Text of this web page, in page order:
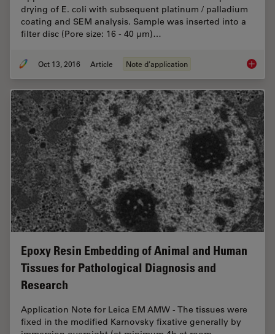
drying of E. coli with subsequent platinum / palladium
coating and SEM analysis. Sample was inserted into a
filter disc (Pore size: 16 - 40 μm)…
Oct 13, 2016 Article Note d'application
Epoxy Resin Embedding of Animal and Human
Tissues for Pathological Diagnosis and
Research
Application Note for Leica EM AMW - The tissues were
fixed in the modified Karnovsky fixative generally by